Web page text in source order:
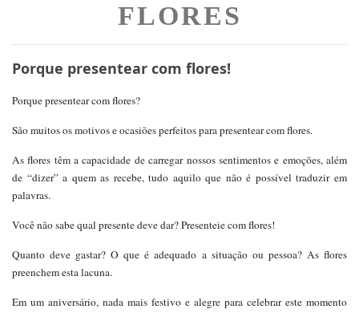
FLORES
Porque presentear com flores!
Porque presentear com flores?
São muitos os motivos e ocasiões perfeitos para presentear com flores.
As flores têm a capacidade de carregar nossos sentimentos e emoções, além
de “dizer” a quem as recebe, tudo aquilo que não é possível traduzir em
palavras.
Você não sabe qual presente deve dar? Presenteie com flores!
Quanto deve gastar? O que é adequado a situação ou pessoa? As flores
preenchem esta lacuna.
Em um aniversário, nada mais festivo e alegre para celebrar este momento